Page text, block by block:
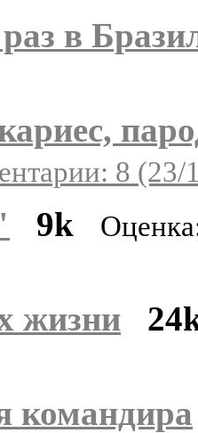
в
8 (23/
9k
жизни
командира